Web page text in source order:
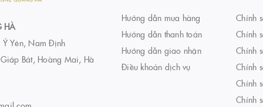
HÀ
Ý Yên, Nam Định
Bát, Hoàng Mai, Hà
Hướng dẫn mua hàng
Hướng dẫn thanh toán
Hướng dẫn giao nhận
Điều khoản dịch vụ
Chính
Chính
Chính
Chính
Chính
Chính